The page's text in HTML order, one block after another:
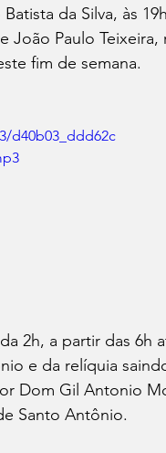
da Silva, às
João Paulo
fim de semana.
d40b03_ddd62c
2h, a partir das 6h
e da relíquia
Dom Gil Antonio
Santo Antônio.